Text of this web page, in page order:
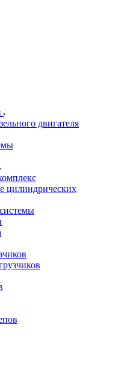
двигателя
цилиндрических